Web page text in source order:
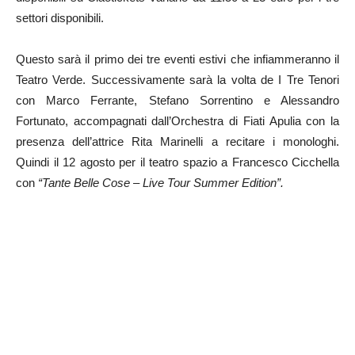
settori disponibili.
Questo sarà il primo dei tre eventi estivi che infiammeranno il
Teatro Verde. Successivamente sarà la volta de I Tre Tenori
con Marco Ferrante, Stefano Sorrentino e Alessandro
Fortunato, accompagnati dall’Orchestra di Fiati Apulia con la
presenza dell’attrice Rita Marinelli a recitare i monologhi.
Quindi il 12 agosto per il teatro spazio a Francesco Cicchella
con “Tante Belle Cose – Live Tour Summer Edition”.